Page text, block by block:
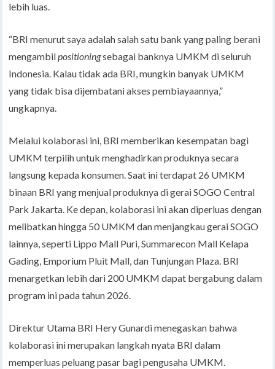
lebih luas.
“BRI menurut saya adalah salah satu bank yang paling berani
mengambilpositioningsebagai banknya UMKM di seluruh
Indonesia. Kalau tidak ada BRI, mungkin banyak UMKM
yang tidak bisa dijembatani akses pembiayaannya,”
ungkapnya.
Melalui kolaborasi ini, BRI memberikan kesempatan bagi
UMKM terpilih untuk menghadirkan produknya secara
langsung kepada konsumen. Saat ini terdapat 26 UMKM
binaan BRI yang menjual produknya di gerai SOGO Central
Park Jakarta. Ke depan, kolaborasi ini akan diperluas dengan
melibatkan hingga 50 UMKM dan menjangkau gerai SOGO
lainnya, seperti Lippo Mall Puri, Summarecon Mall Kelapa
Gading, Emporium Pluit Mall, dan Tunjungan Plaza. BRI
menargetkan lebih dari 200 UMKM dapat bergabung dalam
program ini pada tahun 2026.
Direktur Utama BRI Hery Gunardi menegaskan bahwa
kolaborasi ini merupakan langkah nyata BRI dalam
memperluas peluang pasar bagi pengusaha UMKM.